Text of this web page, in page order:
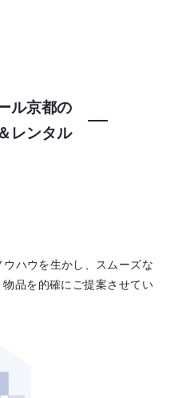
ル京都の
レンタル
ハウを生かし、スムーズな
品を的確にご提案させてい